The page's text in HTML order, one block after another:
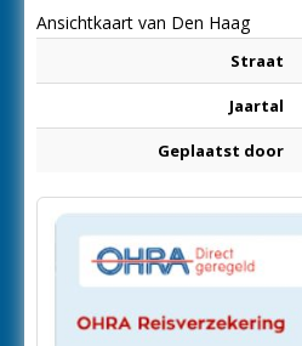
Ansichtkaart van Den Haag
Straat
Jaartal
Geplaatst door